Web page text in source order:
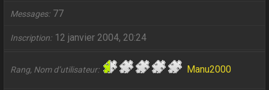
Messages 77
Inscription 12 janvier 2004, 20:24
Rang, Nom d’utilisateur Manu2000